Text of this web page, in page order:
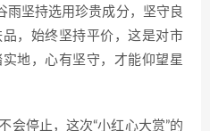
雨坚持选用珍贵成分，坚守良
，始终坚持平价，这是对市
地，心有坚守，才能仰望星
会停止，这次“小红心大赏”的